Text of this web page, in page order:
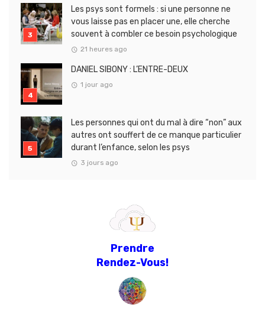
Les psys sont formels : si une personne ne
vous laisse pas en placer une, elle cherche
souvent à combler ce besoin psychologique
21 heures ago
DANIEL SIBONY : L’ENTRE-DEUX
1 jour ago
Les personnes qui ont du mal à dire “non” aux
autres ont souffert de ce manque particulier
durant l’enfance, selon les psys
3 jours ago
Prendre
Rendez-Vous!